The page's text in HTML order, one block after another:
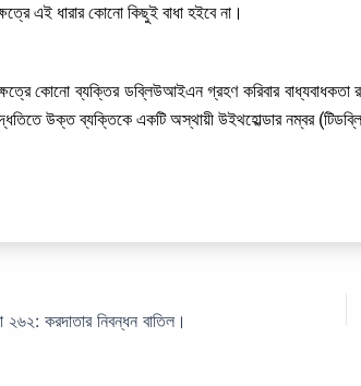
এই ধারার কোনো কিছুই বাধা হইবে না।
কোনো ব্যক্তির ডব্লিউআইএন গ্রহণ করিবার বাধ্যবাধকতা
পদ্ধতিতে উক্ত ব্যক্তিকে একটি অস্থায়ী উইথহোল্ডার নম্বর
করদাতার নিবন্ধন বাতিল।